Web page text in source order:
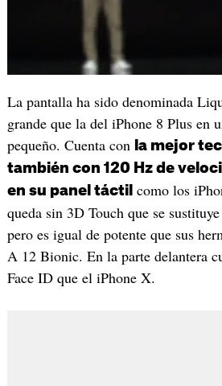
La pantalla ha sido denominada
grande que la del iPhone 8 Plus en
pequeño. Cuenta con la mejor
también con 120 Hz de
en su panel táctil como los
queda sin 3D Touch que se
pero es igual de potente que sus
A 12 Bionic. En la parte delantera
Face ID que el iPhone X.